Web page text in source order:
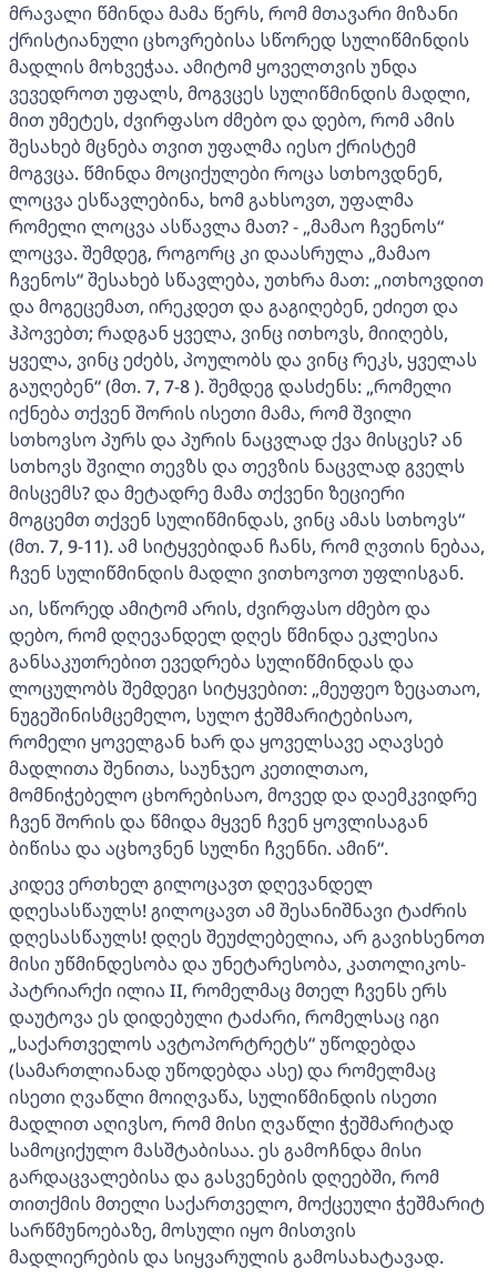
მრავალი წმინდა მამა წერს, რომ მთავარი მიზანი
ქრისტიანული ცხოვრებისა სწორედ სულიწმინდის
მადლის მოხვეჭაა. ამიტომ ყოველთვის უნდა
ვევედროთ უფალს, მოგვცეს სულიწმინდის მადლი,
მით უმეტეს, ძვირფასო ძმებო და დებო, რომ ამის
შესახებ მცნება თვით უფალმა იესო ქრისტემ
მოგვცა. წმინდა მოციქულები როცა სთხოვდნენ,
ლოცვა ესწავლებინა, ხომ გახსოვთ, უფალმა
რომელი ლოცვა ასწავლა მათ? - „მამაო ჩვენოს“
ლოცვა. შემდეგ, როგორც კი დაასრულა „მამაო
ჩვენოს“ შესახებ სწავლება, უთხრა მათ: „ითხოვდით
და მოგეცემათ, ირეკდეთ და გაგიღებენ, ეძიეთ და
ჰპოვებთ; რადგან ყველა, ვინც ითხოვს, მიიღებს,
ყველა, ვინც ეძებს, პოულობს და ვინც რეკს, ყველას
გაუღებენ“ (მთ. 7, 7-8 ). შემდეგ დასძენს: „რომელი
იქნება თქვენ შორის ისეთი მამა, რომ შვილი
სთხოვსო პურს და პურის ნაცვლად ქვა მისცეს? ან
სთხოვს შვილი თევზს და თევზის ნაცვლად გველს
მისცემს? და მეტადრე მამა თქვენი ზეციერი
მოგცემთ თქვენ სულიწმინდას, ვინც ამას სთხოვს“
(მთ. 7, 9-11). ამ სიტყვებიდან ჩანს, რომ ღვთის ნებაა,
ჩვენ სულიწმინდის მადლი ვითხოვოთ უფლისგან.
აი, სწორედ ამიტომ არის, ძვირფასო ძმებო და
დებო, რომ დღევანდელ დღეს წმინდა ეკლესია
განსაკუთრებით ევედრება სულიწმინდას და
ლოცულობს შემდეგი სიტყვებით: „მეუფეო ზეცათაო,
ნუგეშინისმცემელო, სულო ჭეშმარიტებისაო,
რომელი ყოველგან ხარ და ყოველსავე აღავსებ
მადლითა შენითა, საუნჯეო კეთილთაო,
მომნიჭებელო ცხორებისაო, მოვედ და დაემკვიდრე
ჩვენ შორის და წმიდა მყვენ ჩვენ ყოვლისაგან
ბიწისა და აცხოვნენ სულნი ჩვენნი. ამინ“.
კიდევ ერთხელ გილოცავთ დღევანდელ
დღესასწაულს! გილოცავთ ამ შესანიშნავი ტაძრის
დღესასწაულს! დღეს შეუძლებელია, არ გავიხსენოთ
მისი უწმინდესობა და უნეტარესობა, კათოლიკოს-
პატრიარქი ილია II, რომელმაც მთელ ჩვენს ერს
დაუტოვა ეს დიდებული ტაძარი, რომელსაც იგი
„საქართველოს ავტოპორტრეტს“ უწოდებდა
(სამართლიანად უწოდებდა ასე) და რომელმაც
ისეთი ღვაწლი მოიღვაწა, სულიწმინდის ისეთი
მადლით აღივსო, რომ მისი ღვაწლი ჭეშმარიტად
სამოციქულო მასშტაბისაა. ეს გამოჩნდა მისი
გარდაცვალებისა და გასვენების დღეებში, რომ
თითქმის მთელი საქართველო, მოქცეული ჭეშმარიტ
სარწმუნოებაზე, მოსული იყო მისთვის
მადლიერების და სიყვარულის გამოსახატავად.